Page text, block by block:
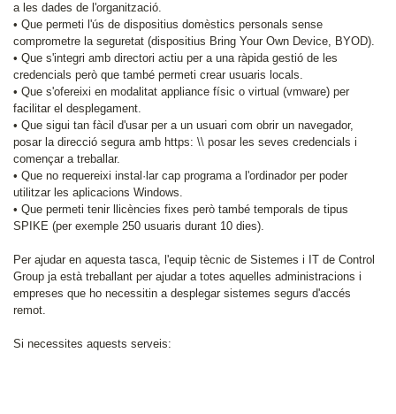
a les dades de l'organització.
• Que permeti l'ús de dispositius domèstics personals sense
comprometre la seguretat (dispositius Bring Your Own Device, BYOD).
• Que s'integri amb directori actiu per a una ràpida gestió de les
credencials però que també permeti crear usuaris locals.
• Que s'ofereixi en modalitat appliance físic o virtual (vmware) per
facilitar el desplegament.
• Que sigui tan fàcil d'usar per a un usuari com obrir un navegador,
posar la direcció segura amb https: \\ posar les seves credencials i
començar a treballar.
• Que no requereixi instal·lar cap programa a l'ordinador per poder
utilitzar les aplicacions Windows.
• Que permeti tenir llicències fixes però també temporals de tipus
SPIKE (per exemple 250 usuaris durant 10 dies).
Per ajudar en aquesta tasca, l'equip tècnic de Sistemes i IT de Control
Group ja està treballant per ajudar a totes aquelles administracions i
empreses que ho necessitin a desplegar sistemes segurs d'accés
remot.
Si necessites aquests serveis: